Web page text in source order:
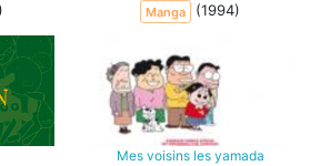
Manga (1994)
Mes voisins les yamada